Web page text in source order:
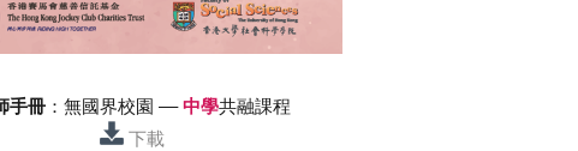
手冊：無國界校園 ––中學共融課程
下載